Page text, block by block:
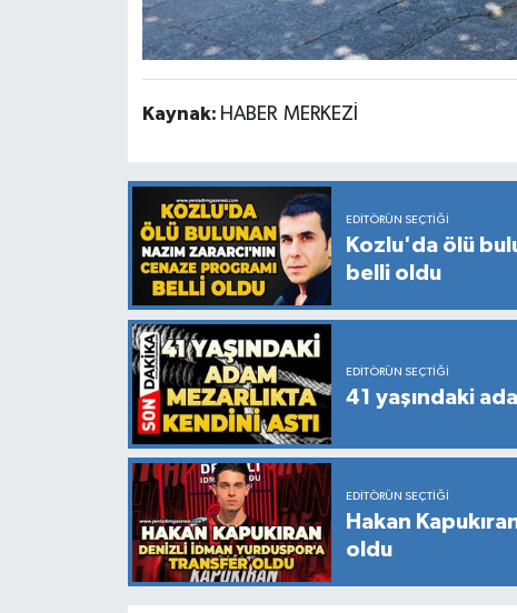
Kaynak: HABER MERKEZİ
EDITÖRÜN SEÇTIĞI
Kozlu'da ölü
belli oldu
EDITÖRÜN SEÇTIĞI
41 yaşındaki
EDITÖRÜN SEÇTIĞI
Hakan
oldu